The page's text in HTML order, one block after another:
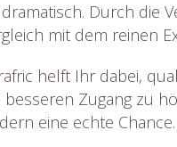
Durch die
mit dem reinen
helft Ihr dabei,
Zugang zu
eine echte Chance.